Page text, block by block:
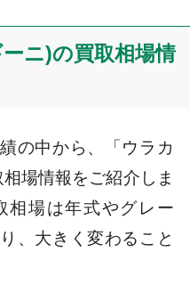
ニ)の買取相場情
の中から、「ウラカ
場情報をご紹介しま
相場は年式やグレー
、大きく変わること